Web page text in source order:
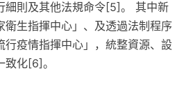
細則及其他法規命令[5]。 其中新
衛生指揮中心」、及透過法制程序
行疫情指揮中心」，統整資源、設
化[6]。